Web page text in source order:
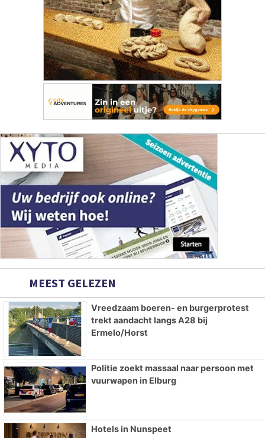
MEEST GELEZEN
Vreedzaam boeren- en burgerprotest
trekt aandacht langs A28 bij
Ermelo/Horst
Politie zoekt massaal naar persoon met
vuurwapen in Elburg
Hotels in Nunspeet